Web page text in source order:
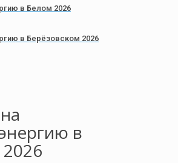
в Белом 2026
в Берёзовском 2026
в